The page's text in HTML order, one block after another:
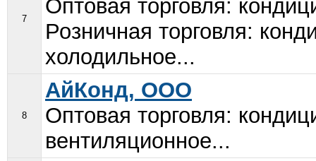
7
Оптовая торговля:
Розничная торговля:
холодильное...
8
АйКонд, ООО
Оптовая торговля:
вентиляционное...